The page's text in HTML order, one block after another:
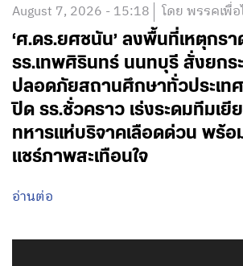
August 7, 2026 - 15:18 โดย พรรคเพื่
‘ศ.ดร.ยศชนัน’ ลงพื้นที่เหตุกรา
รร.เทพศิรินทร์ นนทบุรี สั่งยกร
ปลอดภัยสถานศึกษาทั่วประเท
ปิด รร.ชั่วคราว เร่งระดมทีมเยี
ทหารแห่บริจาคเลือดด่วน พร้
แชร์ภาพสะเทือนใจ
อ่านต่อ